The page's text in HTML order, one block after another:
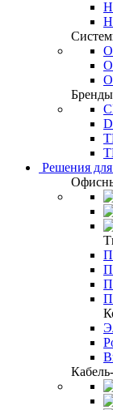
Бренды
Решения